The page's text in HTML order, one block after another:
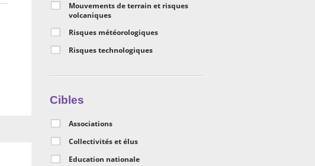
Mouvements de terrain et risques
volcaniques
Risques météorologiques
Risques technologiques
Cibles
Associations
Collectivités et élus
Education nationale